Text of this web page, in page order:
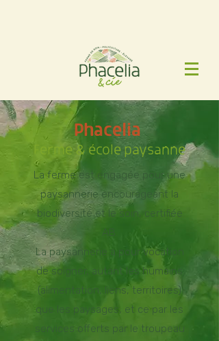
Phacelia
Ferme & école paysanne
La ferme est engagée pour une
paysannerie encourageant la
biodiversité et le soin, certifiée
AB.
La paysannerie a pour vocation
de soigner, autant les humains
(alimentation, liens, territoires)
que les paysages, et ce par les
services offerts par le troupeau